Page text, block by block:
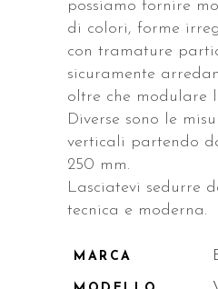
possiamo fornire
di colori, forme
con tramature
sicuramente
oltre che modulare
Diverse sono le
verticali partendo
250 mm.
Lasciatevi sedurre
tecnica e moderna.
MARCA